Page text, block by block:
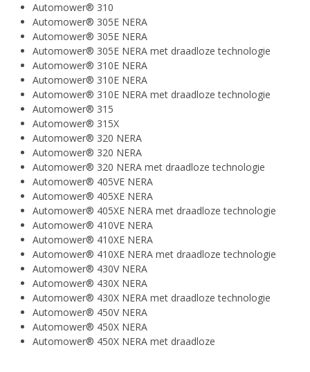
Automower® 310
Automower® 305E NERA
Automower® 305E NERA
Automower® 305E NERA met draadloze technologie
Automower® 310E NERA
Automower® 310E NERA
Automower® 310E NERA met draadloze technologie
Automower® 315
Automower® 315X
Automower® 320 NERA
Automower® 320 NERA
Automower® 320 NERA met draadloze technologie
Automower® 405VE NERA
Automower® 405XE NERA
Automower® 405XE NERA met draadloze technologie
Automower® 410VE NERA
Automower® 410XE NERA
Automower® 410XE NERA met draadloze technologie
Automower® 430V NERA
Automower® 430X NERA
Automower® 430X NERA met draadloze technologie
Automower® 450V NERA
Automower® 450X NERA
Automower® 450X NERA met draadloze